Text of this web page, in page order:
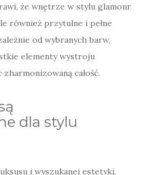
że wnętrze w stylu glamour
również przytulne i pełne
od wybranych barw,
elementy wystroju
całość.
dla stylu
i wyszukanej estetyki,